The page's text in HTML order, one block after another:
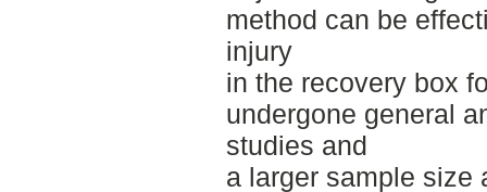
method can be
injury
in the recovery box
undergone general
studies and
a larger sample size